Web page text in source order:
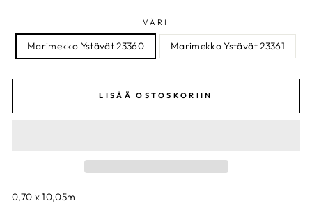
VÄRI
Marimekko Ystävät 23360 Marimekko Ystävät 23361
LISÄÄ OSTOSKORIIN
0,70 x 10,05m